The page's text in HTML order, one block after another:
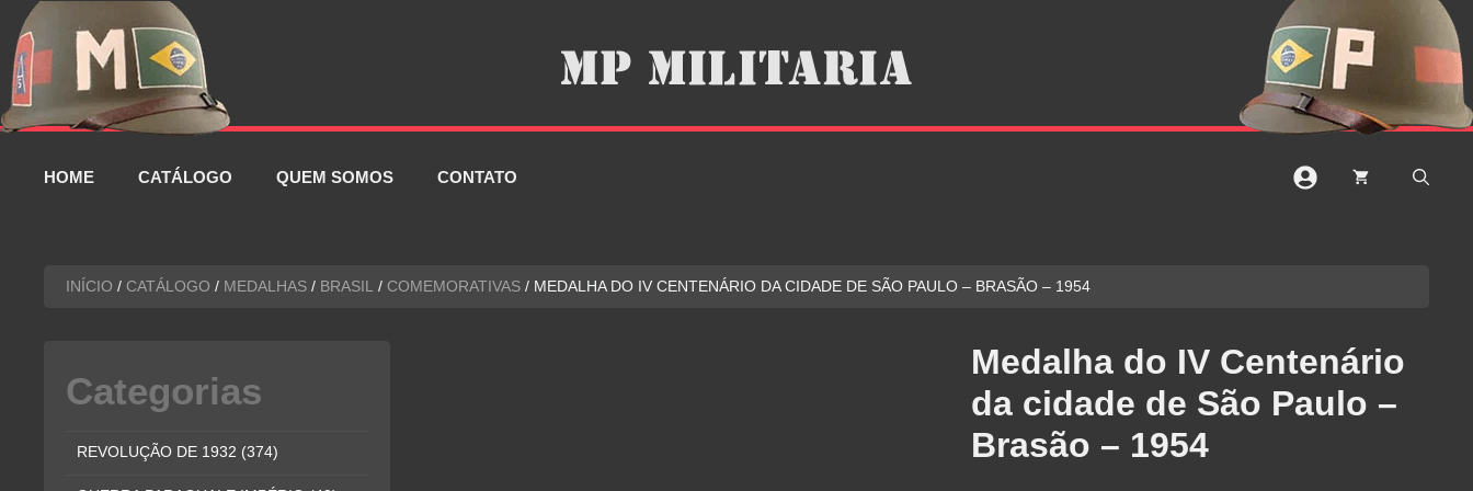
Pular
para
conteúdo
HOME CATÁLOGO QUEM SOMOS CONTATO
INÍCIO / CATÁLOGO / MEDALHAS / BRASIL / COMEMORATIVAS / MEDALHA DO IV CENTENÁRIO DA CIDADE DE SÃO PAULO – BRASÃO – 1954
Medalha do IV Centenário
da cidade de São Paulo –
Brasão – 1954
Categorias
REVOLUÇÃO DE 1932 (374)